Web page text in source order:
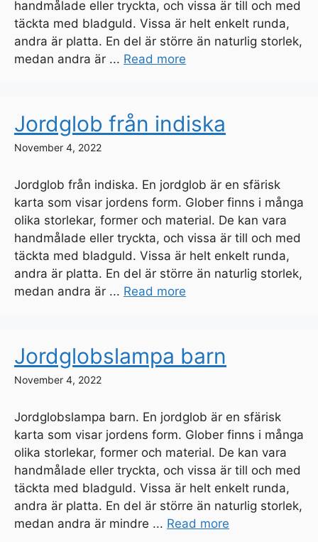
handmålade eller tryckta, och vissa är till och med
täckta med bladguld. Vissa är helt enkelt runda,
andra är platta. En del är större än naturlig storlek,
medan andra är ... Read more
Jordglob från indiska
November 4, 2022
Jordglob från indiska. En jordglob är en sfärisk
karta som visar jordens form. Glober finns i många
olika storlekar, former och material. De kan vara
handmålade eller tryckta, och vissa är till och med
täckta med bladguld. Vissa är helt enkelt runda,
andra är platta. En del är större än naturlig storlek,
medan andra är ... Read more
Jordglobslampa barn
November 4, 2022
Jordglobslampa barn. En jordglob är en sfärisk
karta som visar jordens form. Glober finns i många
olika storlekar, former och material. De kan vara
handmålade eller tryckta, och vissa är till och med
täckta med bladguld. Vissa är helt enkelt runda,
andra är platta. En del är större än naturlig storlek,
medan andra är mindre ... Read more